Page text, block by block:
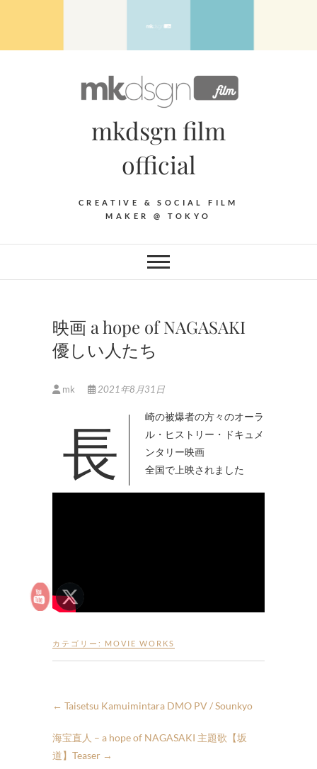
mkdsgn film
official
CREATIVE & SOCIAL FILM
MAKER @ TOKYO
映画 a hope of NAGASAKI
優しい人たち
mk 2021年8月31日
長崎の被爆者の方々のオーラ
ル・ヒストリー・ドキュメ
ンタリー映画
全国で上映されました
カテゴリー: MOVIE WORKS
← Taisetsu Kamuimintara DMO PV / Sounkyo
海宝直人 – a hope of NAGASAKI 主題歌【坂
道】Teaser →